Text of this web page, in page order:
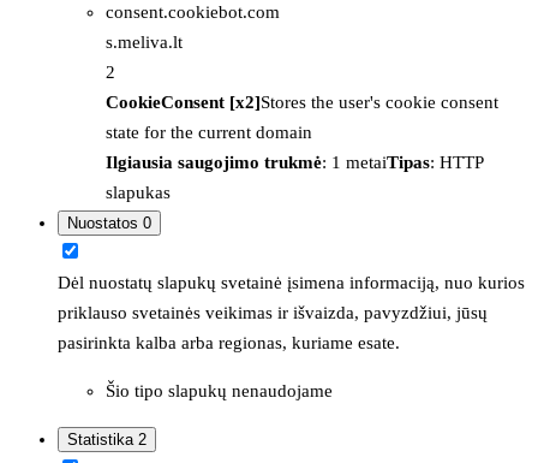
consent.cookiebot.com
s.meliva.lt
2
CookieConsent [x2]Stores the user's cookie consent
state for the current domain
Ilgiausia saugojimo trukmė: 1 metaiTipas: HTTP
slapukas
Nuostatos 0
Dėl nuostatų slapukų svetainė įsimena informaciją, nuo kurios
priklauso svetainės veikimas ir išvaizda, pavyzdžiui, jūsų
pasirinkta kalba arba regionas, kuriame esate.
Šio tipo slapukų nenaudojame
Statistika 2